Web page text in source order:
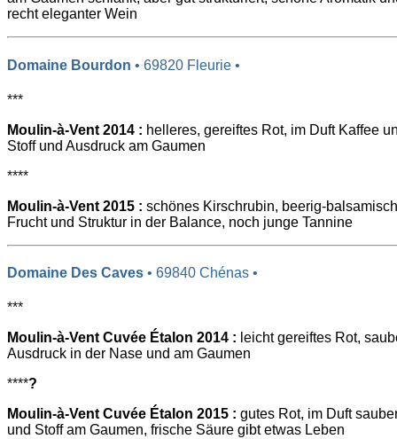
recht eleganter Wein
Domaine Bourdon • 69820 Fleurie •
***
Moulin-à-Vent 2014 : helleres, gereiftes Rot, im Duft Kaffee
Stoff und Ausdruck am Gaumen
****
Moulin-à-Vent 2015 : schönes Kirschrubin, beerig-
Frucht und Struktur in der Balance, noch junge Tannine
Domaine Des Caves • 69840 Chénas •
***
Moulin-à-Vent Cuvée Étalon 2014 : leicht gereiftes Rot,
Ausdruck in der Nase und am Gaumen
****?
Moulin-à-Vent Cuvée Étalon 2015 : gutes Rot, im Duft
und Stoff am Gaumen, frische Säure gibt etwas Leben